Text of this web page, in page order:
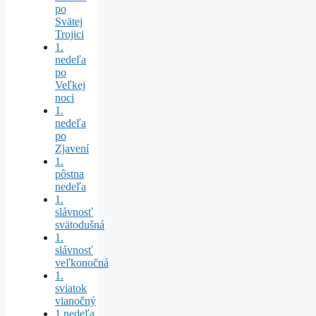
po
Svätej
Trojici
1.
nedeľa
po
Veľkej
noci
1.
nedeľa
po
Zjavení
1.
pôstna
nedeľa
1.
slávnosť
svätodušná
1.
slávnosť
veľkonočná
1.
sviatok
vianočný
1.nedeľa